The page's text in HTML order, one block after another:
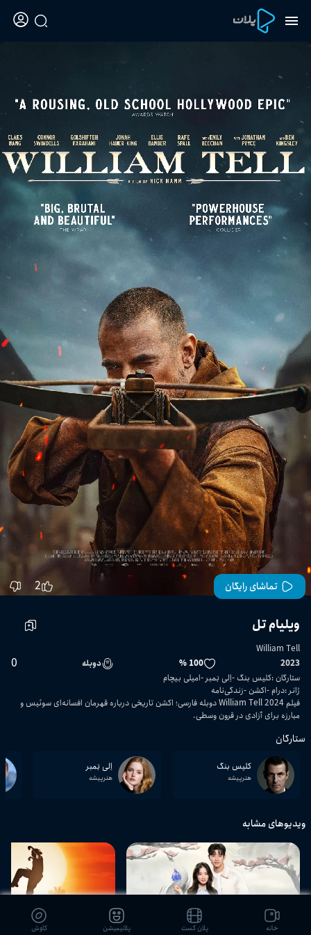
تماشای رایگان 2
ویلیام تل
William Tell
2023
100 % دوبله 0
ستارگان :کلیس بنگ اِلی بَمبر امیلی بیچام
ژانر :درام اکشن زندگی‌نامه
فیلم William Tell 2024 دوبله فارسی؛ اکشن تاریخی درباره قهرمان افسانه‌ای سوئیس و
مبارزه برای آزادی در قرون وسطی.
ستارگان
کلیس بنگ
هنرپیشه
اِلی بَمبر
هنرپیشه
ویدیوهای مشابه
خانه پلان کست پلانیمیشن کاوش